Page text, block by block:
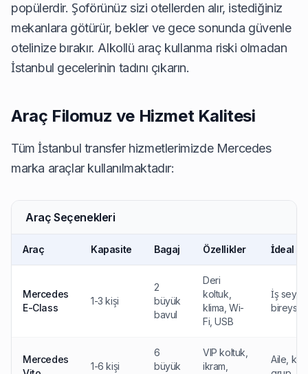
popülerdir. Şoförünüz sizi otellerden alır, istediğiniz
mekanlara götürür, bekler ve gece sonunda güvenle
otelinize bırakır. Alkollü araç kullanma riski olmadan
İstanbul gecelerinin tadını çıkarın.
Araç Filomuz ve Hizmet Kalitesi
Tüm İstanbul transfer hizmetlerimizde Mercedes
marka araçlar kullanılmaktadır:
Araç Seçenekleri
Araç Kapasite Bagaj Özellikler İdeal
Mercedes
E-Class
1-3 kişi
2
büyük
bavul
Deri
koltuk,
klima, Wi-
Fi, USB
İş
bireysel
Mercedes
1-6 kişi
6
büyük
VIP koltuk,
ikram,
Aile,